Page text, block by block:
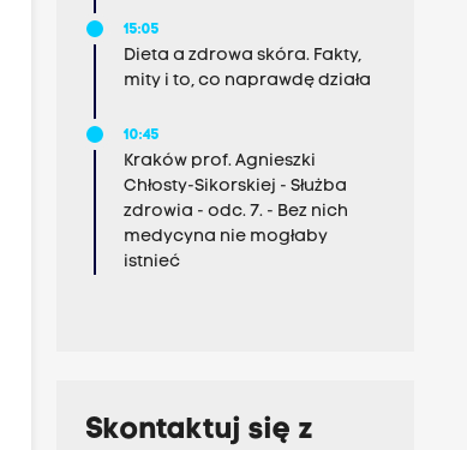
15:05
Dieta a zdrowa skóra. Fakty,
mity i to, co naprawdę działa
10:45
Kraków prof. Agnieszki
Chłosty-Sikorskiej - Służba
zdrowia - odc. 7. - Bez nich
medycyna nie mogłaby
istnieć
Skontaktuj się z